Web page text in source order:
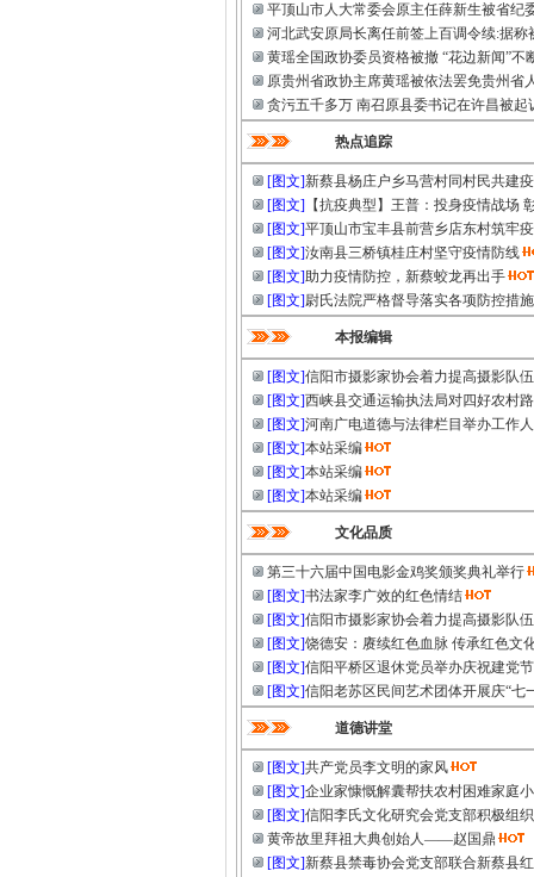
平顶山市人大常委会原主任薛新生被省纪
河北武安原局长离任前签上百调令续:据称
黄瑶全国政协委员资格被撤 “花边新闻”不
原贵州省政协主席黄瑶被依法罢免贵州省
贪污五千多万 南召原县委书记在许昌被起
热点追踪
[图文]新蔡县杨庄户乡马营村同村民共建
[图文] 【抗疫典型】王普：投身疫情战场
[图文]平顶山市宝丰县前营乡店东村筑牢
[图文]汝南县三桥镇桂庄村坚守疫情防线
[图文]助力疫情防控，新蔡蛟龙再出手
[图文]尉氏法院严格督导落实各项防控措施
本报编辑
[图文]信阳市摄影家协会着力提高摄影队
[图文]西峡县交通运输执法局对四好农村
[图文]河南广电道德与法律栏目举办工作
[图文]本站采编
[图文]本站采编
[图文]本站采编
文化品质
第三十六届中国电影金鸡奖颁奖典礼举行
[图文]书法家李广效的红色情结
[图文]信阳市摄影家协会着力提高摄影队
[图文]饶德安：赓续红色血脉 传承红色文
[图文]信阳平桥区退休党员举办庆祝建党
[图文]信阳老苏区民间艺术团体开展庆“七
道德讲堂
[图文]共产党员李文明的家风
[图文]企业家慷慨解囊帮扶农村困难家庭
[图文]信阳李氏文化研究会党支部积极组
黄帝故里拜祖大典创始人——赵国鼎
[图文]新蔡县禁毒协会党支部联合新蔡县